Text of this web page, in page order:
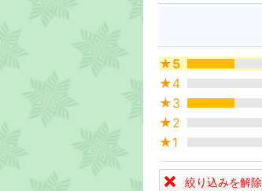
★5
★4
★3
★2
★1
絞り込みを解除